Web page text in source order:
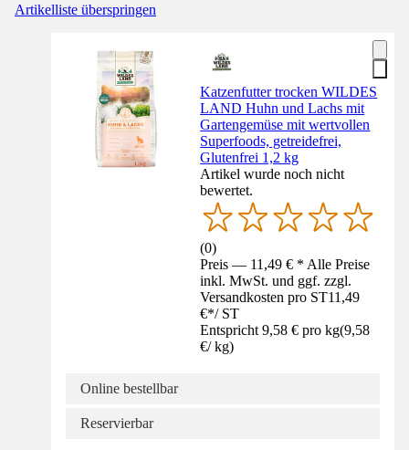
Artikelliste überspringen
Katzenfutter trocken WILDES
LAND Huhn und Lachs mit
Gartengemüse mit wertvollen
Superfoods, getreidefrei,
Glutenfrei 1,2 kg
Artikel wurde noch nicht
bewertet.
(0)
Preis — 11,49 € * Alle Preise
inkl. MwSt. und ggf. zzgl.
Versandkosten pro ST11,49
€*/ ST
Entspricht 9,58 € pro kg(9,58
€/ kg)
Online bestellbar
Reservierbar